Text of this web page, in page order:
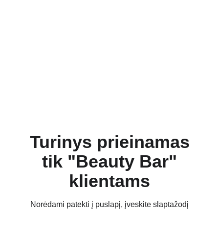
Turinys prieinamas
tik "Beauty Bar"
klientams
Norėdami patekti į puslapį, įveskite slaptažodį